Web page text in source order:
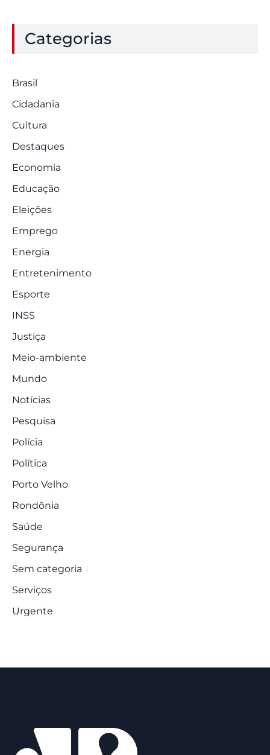
Categorias
Brasil
Cidadania
Cultura
Destaques
Economia
Educação
Eleições
Emprego
Energia
Entretenimento
Esporte
INSS
Justiça
Meio-ambiente
Mundo
Notícias
Pesquisa
Polícia
Política
Porto Velho
Rondônia
Saúde
Segurança
Sem categoria
Serviços
Urgente